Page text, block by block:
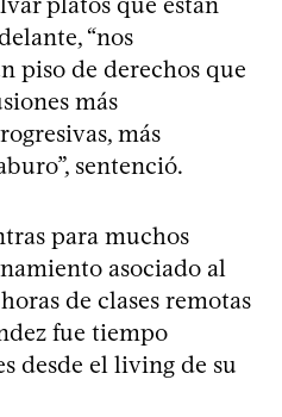
“nos
piso de derechos que
más
más
sentenció.
para muchos
asociado al
de clases remotas
fue tiempo
desde el living de su